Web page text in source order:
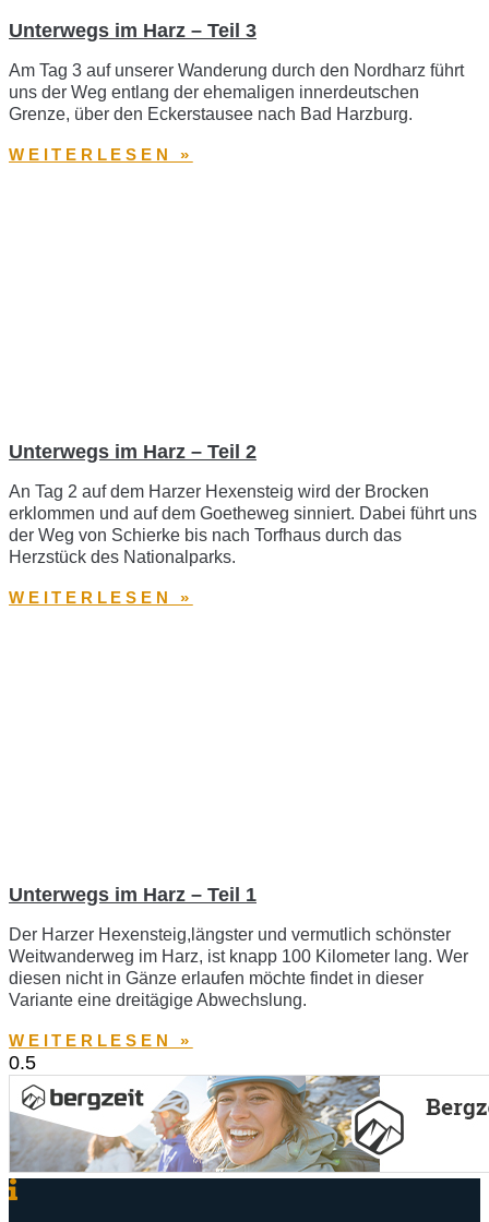
Unterwegs im Harz – Teil 3
Am Tag 3 auf unserer Wanderung durch den Nordharz führt
uns der Weg entlang der ehemaligen innerdeutschen
Grenze, über den Eckerstausee nach Bad Harzburg.
WEITERLESEN »
Unterwegs im Harz – Teil 2
An Tag 2 auf dem Harzer Hexensteig wird der Brocken
erklommen und auf dem Goetheweg sinniert. Dabei führt uns
der Weg von Schierke bis nach Torfhaus durch das
Herzstück des Nationalparks.
WEITERLESEN »
Unterwegs im Harz – Teil 1
Der Harzer Hexensteig,längster und vermutlich schönster
Weitwanderweg im Harz, ist knapp 100 Kilometer lang. Wer
diesen nicht in Gänze erlaufen möchte findet in dieser
Variante eine dreitägige Abwechslung.
WEITERLESEN »